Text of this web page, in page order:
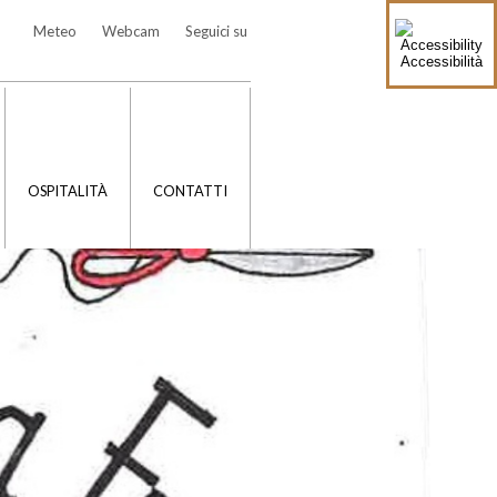
Accessibilità
Seguici su
Webcam
Meteo
OSPITALITÀ CONTATTI